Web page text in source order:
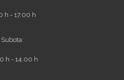
h - 17.00 h
Subota:
h - 14.00 h